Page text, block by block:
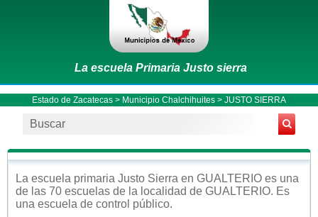
La escuela Primaria Justo sierra
Estado de Zacatecas > Municipio Chalchihuites > JUSTO SIERRA
La escuela primaria Justo Sierra en GUALTERIO es una
de las 70 escuelas de la localidad de GUALTERIO. Es
una escuela de control público.